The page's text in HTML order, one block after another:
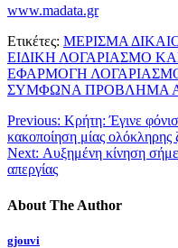
www.madata.gr
Ετικέτες: ΜΕΡΙΣΜΑ
ΕΙΔΙΚΗ ΛΟΓΑΡΙΑΣΜΟ
ΕΦΑΡΜΟΓΗ
ΣΥΜΦΩΝΑ ΠΡΟΒΛΗΜΑ
Previous: Κρήτη: Έγινε
κακοποίηση μίας ολόκληρης
Next: Αυξημένη κίνηση
απεργίας
About The Author
gjouvi